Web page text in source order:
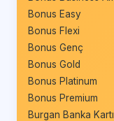
Bonus Easy
Bonus Flexi
Bonus Genç
Bonus Gold
Bonus Platinum
Bonus Premium
Burgan Banka Kartı